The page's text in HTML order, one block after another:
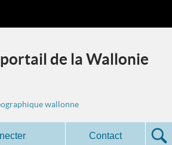
de la Wallonie
wallonne
Contact